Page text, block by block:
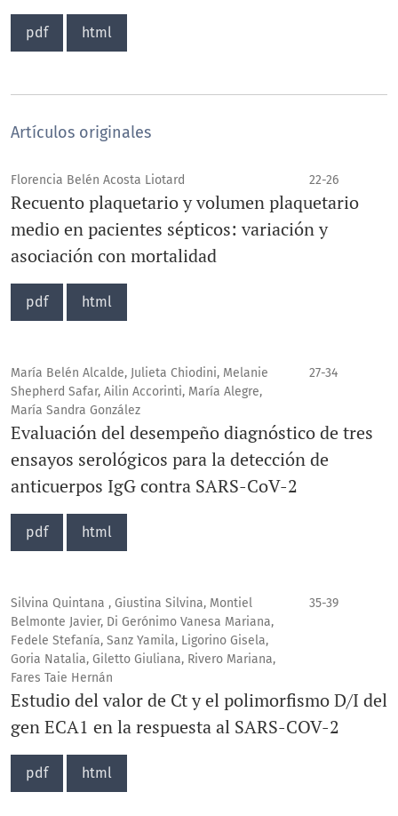
pdf html
Artículos originales
Florencia Belén Acosta Liotard 22-26
Recuento plaquetario y volumen plaquetario
medio en pacientes sépticos: variación y
asociación con mortalidad
pdf html
María Belén Alcalde, Julieta Chiodini, Melanie
Shepherd Safar, Ailin Accorinti, María Alegre,
María Sandra González
27-34
Evaluación del desempeño diagnóstico de tres
ensayos serológicos para la detección de
anticuerpos IgG contra SARS-CoV-2
pdf html
Silvina Quintana , Giustina Silvina, Montiel
Belmonte Javier, Di Gerónimo Vanesa Mariana,
Fedele Stefanía, Sanz Yamila, Ligorino Gisela,
Goria Natalia, Giletto Giuliana, Rivero Mariana,
Fares Taie Hernán
35-39
Estudio del valor de Ct y el polimorfismo D/I del
gen ECA1 en la respuesta al SARS-COV-2
pdf html